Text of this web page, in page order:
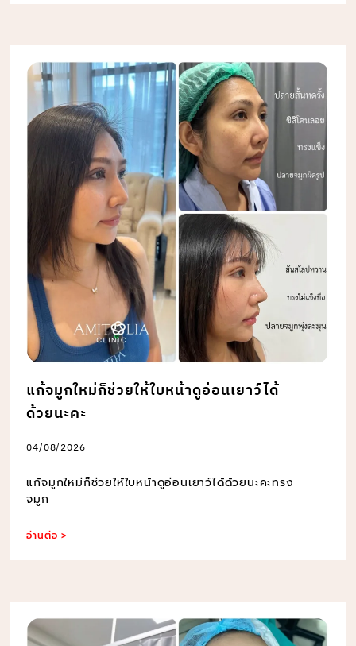
แก้จมูกใหม่ก็ช่วยให้ใบหน้าดูอ่อนเยาว์ได้
ด้วยนะคะ
04/08/2026
แก้จมูกใหม่ก็ช่วยให้ใบหน้าดูอ่อนเยาว์ได้ด้วยนะคะทรง
จมูก
อ่านต่อ >